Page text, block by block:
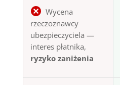
Wycena
rzeczoznawcy
ubezpieczyciela —
interes płatnika,
ryzyko zaniżenia